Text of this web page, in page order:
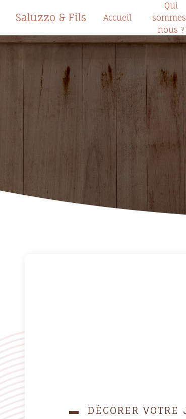
Saluzzo & Fils Accueil
Qui
nous ?
▬ DÉCORER VOTRE